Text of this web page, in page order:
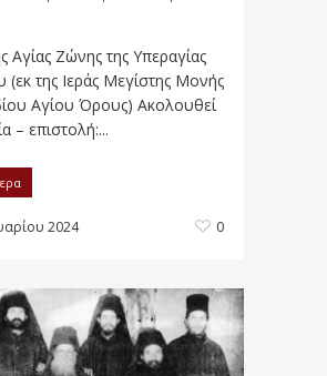
Αγίας Ζώνης της Υπεραγίας
(εκ της Ιεράς Μεγίστης Μονής
Αγίου Όρους) Ακολουθεί
– επιστολή:...
2024 0